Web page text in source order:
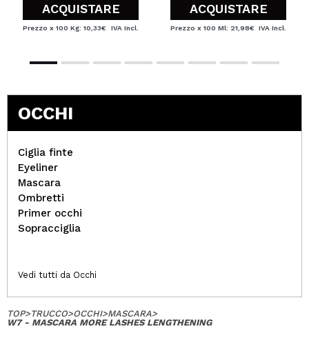
ACQUISTARE
Prezzo x 100 Kg: 10,33€ IVA Incl.
ACQUISTARE
Prezzo x 100 Ml: 21,98€ IVA Incl.
OCCHI
Ciglia finte
Eyeliner
Mascara
Ombretti
Primer occhi
Sopracciglia
Vedi tutti da Occhi
TOP>TRUCCO>OCCHI>MASCARA>
W7 - MASCARA MORE LASHES LENGTHENING